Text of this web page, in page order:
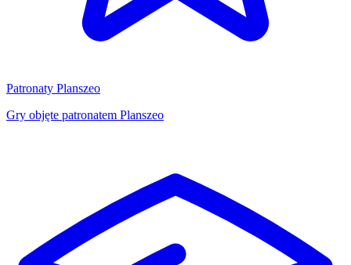
Patronaty Planszeo
Gry objęte patronatem Planszeo